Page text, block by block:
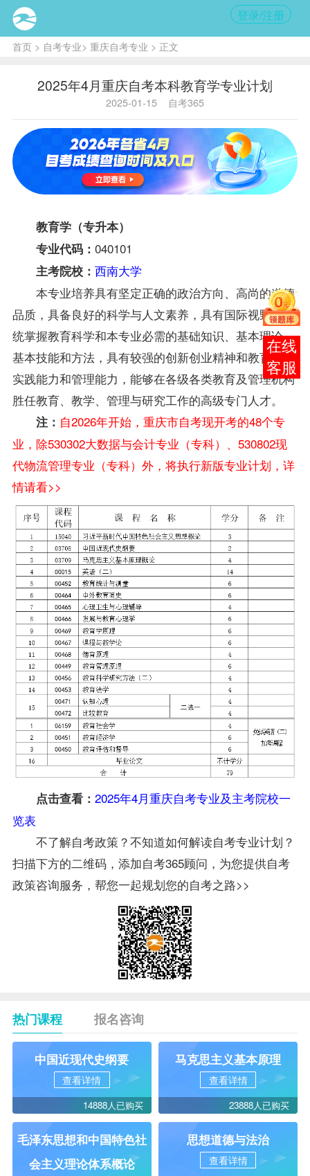
登录/注册
首页> 自考专业> 重庆自考专业 > 正文
2025年4月重庆自考本科教育学专业计划
2025-01-15 自考365
教育学（专升本）
专业代码： 040101
主考院校： 西南大学
本专业培养具有坚定正确的政治方向、高尚的道德
品质，具备良好的科学与人文素养，具有国际视野，系
统掌握教育科学和本专业必需的基础知识、基本理论、
基本技能和方法，具有较强的创新创业精神和教育创业
实践能力和管理能力，能够在各级各类教育及管理机构
胜任教育、教学、管理与研究工作的高级专门人才。
注： 自2026年开始，重庆市自考现开考的48个专
业，除530302大数据与会计专业（专科）、530802现
代物流管理专业（专科）外，将执行新版专业计划，详
情请看>>
点击查看： 2025年4月重庆自考专业及主考院校一
览表
不了解自考政策？不知道如何解读自考专业计划？
扫描下方的二维码，添加自考365顾问，为您提供自考
政策咨询服务，帮您一起规划您的自考之路>>
热门课程 报名咨询
中国近现代史纲要
查看详情
14888人已购买
马克思主义基本原理
查看详情
23888人已购买
毛泽东思想和中国特色社
会主义理论体系概论
思想道德与法治
查看详情
报考
咨询